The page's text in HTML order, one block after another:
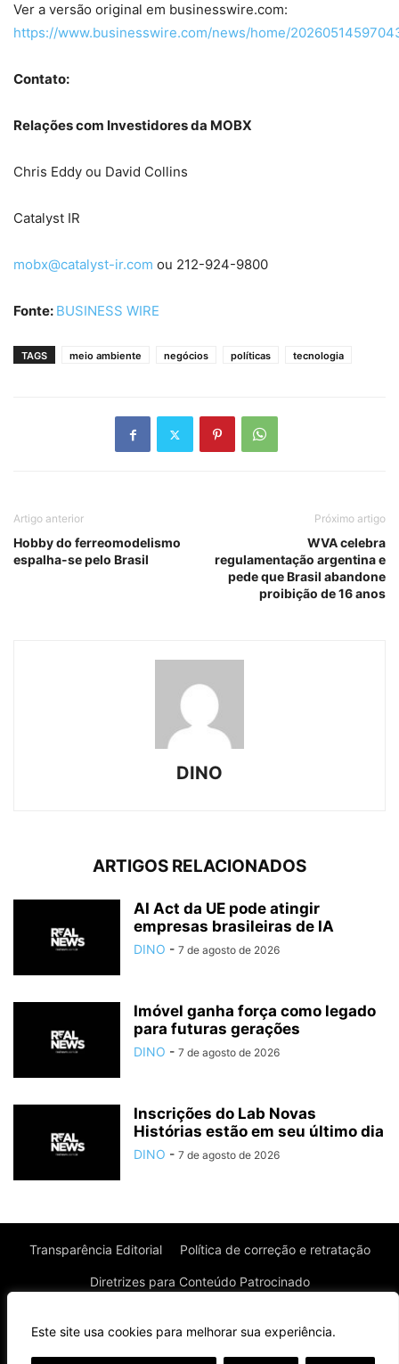
Este site usa cookies para melhorar sua experiência.
Ver a versão original em businesswire.com:
https://www.businesswire.com/news/home/
Contato:
Relações com Investidores da MOBX
Chris Eddy ou David Collins
Catalyst IR
mobx@catalyst-ir.com ou 212-924-9800
Fonte: BUSINESS WIRE
TAGS meio ambiente negócios políticas tecnologia
Artigo anterior
Hobby do ferreomodelismo
espalha-se pelo Brasil
Próximo artigo
WVA celebra
regulamentação argentina e
pede que Brasil abandone
proibição de 16 anos
DINO
ARTIGOS RELACIONADOS
AI Act da UE pode atingir
empresas brasileiras de IA
DINO - 7 de agosto de 2026
Imóvel ganha força como legado
para futuras gerações
DINO - 7 de agosto de 2026
Inscrições do Lab Novas
Histórias estão em seu último dia
DINO - 7 de agosto de 2026
Transparência Editorial Política de correção e retratação
Diretrizes para Conteúdo Patrocinado